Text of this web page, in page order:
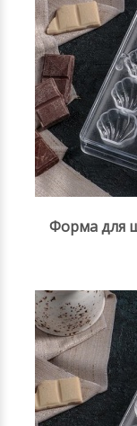
Форма для